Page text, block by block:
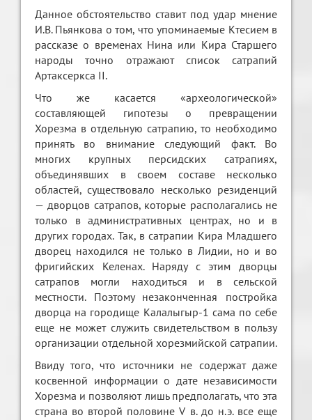
Данное обстоятельство ставит под удар мнение
И.В. Пьянкова о том, что упоминаемые Ктесием в
рассказе о временах Нина или Кира Старшего
народы точно отражают список сатрапий
Артаксеркса II.
Что же касается «археологической»
составляющей гипотезы о превращении
Хорезма в отдельную сатрапию, то необходимо
принять во внимание следующий факт. Во
многих крупных персидских сатрапиях,
объединявших в своем составе несколько
областей, существовало несколько резиденций
— дворцов сатрапов, которые располагались не
только в административных центрах, но и в
других городах. Так, в сатрапии Кира Младшего
дворец находился не только в Лидии, но и во
фригийских Келенах. Наряду с этим дворцы
сатрапов могли находиться и в сельской
местности. Поэтому незаконченная постройка
дворца на городище Калалыгыр-1 сама по себе
еще не может служить свидетельством в пользу
организации отдельной хорезмийской сатрапии.
Ввиду того, что источники не содержат даже
косвенной информации о дате независимости
Хорезма и позволяют лишь предполагать, что эта
страна во второй половине V в. до н.э. все еще